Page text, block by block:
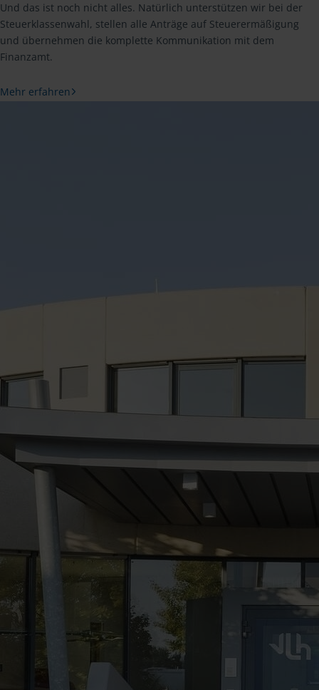
Und das ist noch nicht alles. Natürlich unterstützen wir bei der
Steuerklassenwahl, stellen alle Anträge auf Steuerermäßigung
und übernehmen die komplette Kommunikation mit dem
Finanzamt.
Mehr erfahren